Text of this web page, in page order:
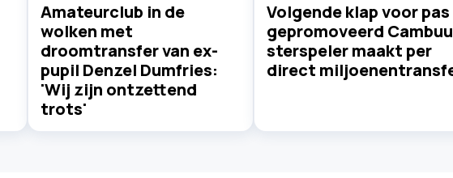
Amateurclub in de
wolken met
droomtransfer van ex-
pupil Denzel Dumfries:
'Wij zijn ontzettend
trots'
Volgende klap voor pas
gepromoveerd
sterspeler maakt per
direct